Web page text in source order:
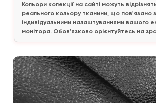
Кольори колекції на сайті можуть
реального кольору тканини, що пов'язано з
індивідуальними налаштуваннями вашого
монітора. Обов'язково орієнтуйтесь на